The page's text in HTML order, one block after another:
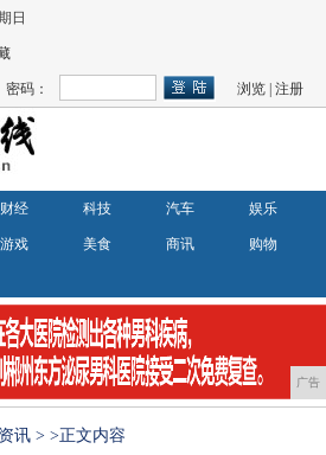
日
密码： 浏览 |注册
财经 科技 汽车 娱乐
游戏 美食 商讯 购物
广告
资讯 > >正文内容